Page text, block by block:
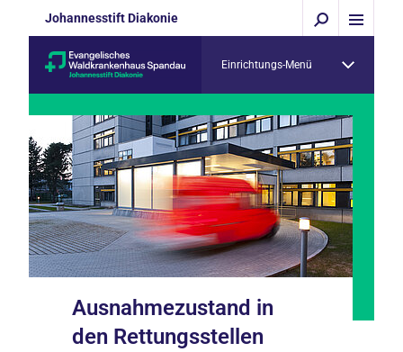
Johannesstift Diakonie
Einrichtungs-Menü
Ausnahmezustand in
den Rettungsstellen